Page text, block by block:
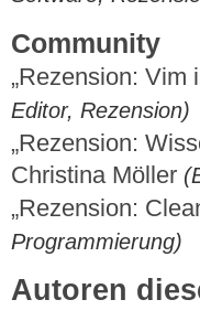
Community
„Rezension: Vim
Editor, Rezension)
„Rezension:
Christina Möller
„Rezension:
Programmierung)
Autoren